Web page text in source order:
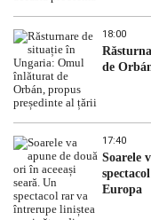
18:00
de
17:40
Soarele
Europa